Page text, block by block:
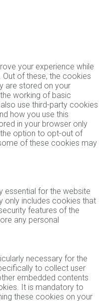
your experience while
of these, the cookies
are stored on your
working of basic
use third-party cookies
how you use this
in your browser only
option to opt-out of
of these cookies may
essential for the website
only includes cookies that
features of the
any personal
necessary for the
to collect user
embedded contents
It is mandatory to
these cookies on your